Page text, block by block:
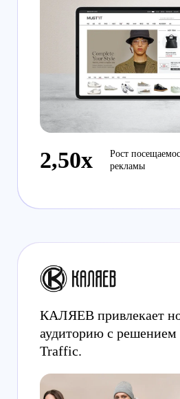
2,50x
Рост
рекламы
КАЛЯЕВ привлекает
аудиторию с решением
Traffic.